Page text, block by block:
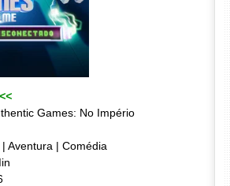
Games: No Império
Aventura | Comédia